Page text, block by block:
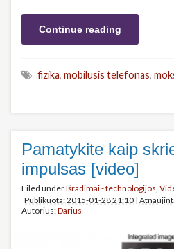
Continue reading
fizika, mobilusis telefonas,
Pamatykite kaip
impulsas [video]
Filed underIšradimai - technologijos,
Publikuota: 2015-01-28 21:10 |
Autorius:Darius